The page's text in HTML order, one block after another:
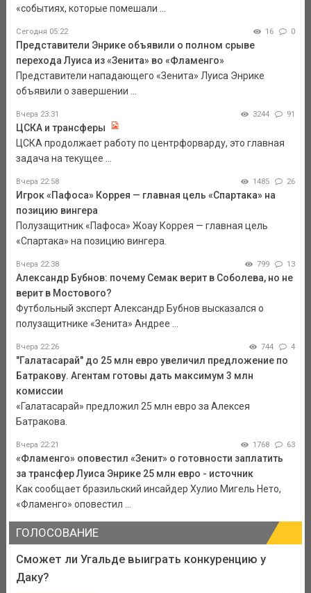
«событиях, которые помешали ...
Сегодня 05:22 16 0
Представители Энрике объявили о полном срыве
перехода Луиса из «Зенита» во «Фламенго»
Представители нападающего «Зенита» Луиса Энрике
объявили о завершении ...
Вчера 23:31 3244 91
ЦСКА и трансферы
ЦСКА продолжает работу по центрфорварду, это главная
задача на текущее ...
Вчера 22:58 1485 26
Игрок «Пафоса» Коррея — главная цель «Спартака» на
позицию вингера
Полузащитник «Пафоса» Жоау Коррея — главная цель
«Спартака» на позицию вингера.
Вчера 22:38 799 13
Александр Бубнов: почему Семак верит в Соболева, но не
верит в Мостового?
Футбольный эксперт Александр Бубнов высказался о
полузащитнике «Зенита» Андрее ...
Вчера 22:26 744 4
"Галатасарай" до 25 млн евро увеличил предложение по
Батракову. Агентам готовы дать максимум 3 млн
комиссии
«Галатасарай» предложил 25 млн евро за Алексея
Батракова.
Вчера 22:21 1768 63
«Фламенго» оповестил «Зенит» о готовности заплатить
за трансфер Луиса Энрике 25 млн евро - источник
Как сообщает бразильский инсайдер Хулио Мигель Нето,
«Фламенго» оповестил ...
ГОЛОСОВАНИЕ
Сможет ли Угальде выиграть конкуренцию у
Даку?